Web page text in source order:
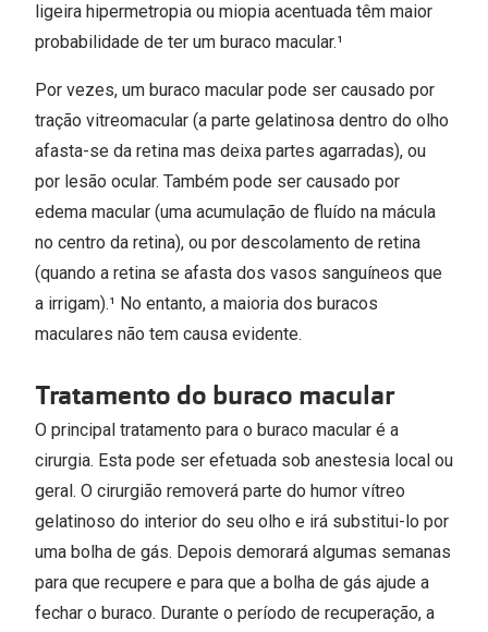
Conselhos
rosto
O sol e as crianças
Óculos de sol para todos
Lifestyle
Saiba mais sobre as suas marcas favoritas
ligeira hipermetropia ou miopia acentuada têm maior
probabilidade de ter um buraco macular.¹
Por vezes, um buraco macular pode ser causado por
tração vitreomacular (a parte gelatinosa dentro do olho
afasta-se da retina mas deixa partes agarradas), ou
por lesão ocular. Também pode ser causado por
edema macular (uma acumulação de fluído na mácula
no centro da retina), ou por descolamento de retina
(quando a retina se afasta dos vasos sanguíneos que
a irrigam).¹ No entanto, a maioria dos buracos
maculares não tem causa evidente.
Tratamento do buraco macular
O principal tratamento para o buraco macular é a
cirurgia. Esta pode ser efetuada sob anestesia local ou
geral. O cirurgião removerá parte do humor vítreo
gelatinoso do interior do seu olho e irá substitui-lo por
uma bolha de gás. Depois demorará algumas semanas
para que recupere e para que a bolha de gás ajude a
fechar o buraco. Durante o período de recuperação, a